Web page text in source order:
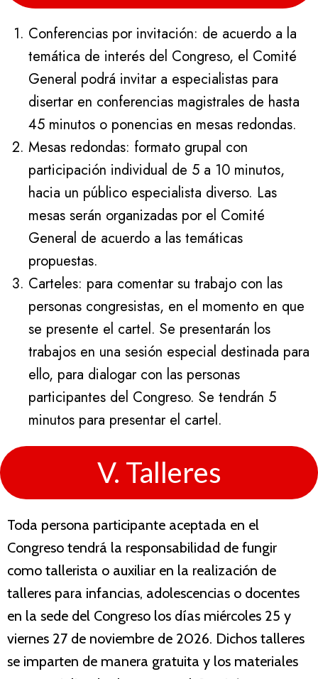
Conferencias por invitación: de acuerdo a la
temática de interés del Congreso, el Comité
General podrá invitar a especialistas para
disertar en conferencias magistrales de hasta
45 minutos o ponencias en mesas redondas.
Mesas redondas: formato grupal con
participación individual de 5 a 10 minutos,
hacia un público especialista diverso. Las
mesas serán organizadas por el Comité
General de acuerdo a las temáticas
propuestas.
Carteles: para comentar su trabajo con las
personas congresistas, en el momento en que
se presente el cartel. Se presentarán los
trabajos en una sesión especial destinada para
ello, para dialogar con las personas
participantes del Congreso. Se tendrán 5
minutos para presentar el cartel.
V. Talleres
Toda persona participante aceptada en el
Congreso tendrá la responsabilidad de fungir
como tallerista o auxiliar en la realización de
talleres para infancias, adolescencias o docentes
en la sede del Congreso los días miércoles 25 y
viernes 27 de noviembre de 2026. Dichos talleres
se imparten de manera gratuita y los materiales